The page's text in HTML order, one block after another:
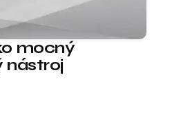
mocný
nástroj